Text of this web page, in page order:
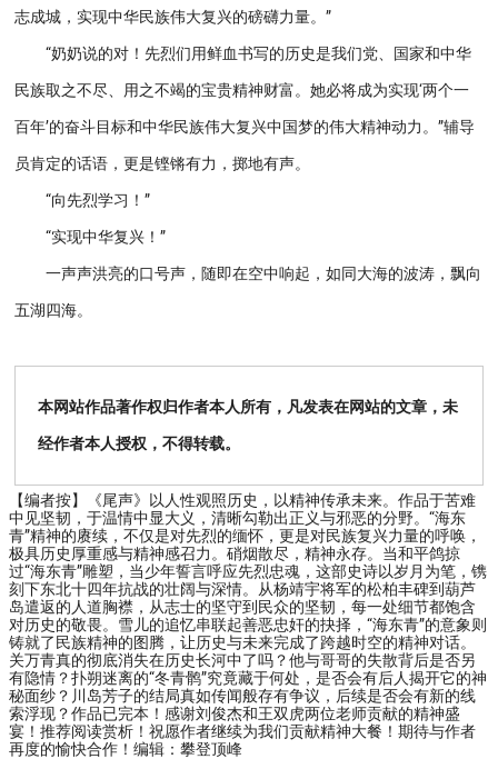
志成城，实现中华民族伟大复兴的磅礴力量。”
“奶奶说的对！先烈们用鲜血书写的历史是我们党、国家和中华
民族取之不尽、用之不竭的宝贵精神财富。她必将成为实现‘两个一
百年’的奋斗目标和中华民族伟大复兴中国梦的伟大精神动力。”辅导
员肯定的话语，更是铿锵有力，掷地有声。
“向先烈学习！”
“实现中华复兴！”
一声声洪亮的口号声，随即在空中响起，如同大海的波涛，飘向
五湖四海。
本网站作品著作权归作者本人所有，凡发表在网站的文章，未
经作者本人授权，不得转载。
【编者按】
《尾声》以人性观照历史，以精神传承未来。作品于苦难
中见坚韧，于温情中显大义，清晰勾勒出正义与邪恶的分野。“海东
青”精神的赓续，不仅是对先烈的缅怀，更是对民族复兴力量的呼唤，
极具历史厚重感与精神感召力。硝烟散尽，精神永存。当和平鸽掠
过“海东青”雕塑，当少年誓言呼应先烈忠魂，这部史诗以岁月为笔，镌
刻下东北十四年抗战的壮阔与深情。从杨靖宇将军的松柏丰碑到葫芦
岛遣返的人道胸襟，从志士的坚守到民众的坚韧，每一处细节都饱含
对历史的敬畏。雪儿的追忆串联起善恶忠奸的抉择，“海东青”的意象则
铸就了民族精神的图腾，让历史与未来完成了跨越时空的精神对话。
关万青真的彻底消失在历史长河中了吗？他与哥哥的失散背后是否另
有隐情？扑朔迷离的“冬青鹘”究竟藏于何处，是否会有后人揭开它的神
秘面纱？川岛芳子的结局真如传闻般存有争议，后续是否会有新的线
索浮现？作品已完本！感谢刘俊杰和王双虎两位老师贡献的精神盛
宴！推荐阅读赏析！祝愿作者继续为我们贡献精神大餐！期待与作者
再度的愉快合作！编辑：攀登顶峰